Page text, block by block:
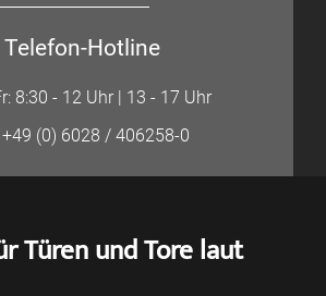
Telefon-Hotline
8:30 - 12 Uhr | 13 - 17 Uhr
+49 (0) 6028 / 406258-0
Türen und Tore laut